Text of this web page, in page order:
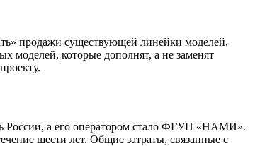
продажи существующей линейки моделей,
моделей, которые дополнят, а не заменят
России, а его оператором стало ФГУП «НАМИ».
шести лет. Общие затраты, связанные с